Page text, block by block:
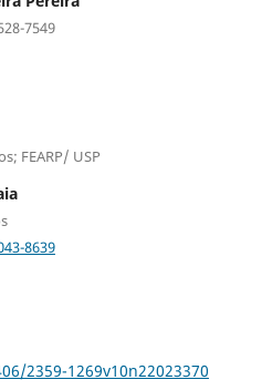
7549
FEARP/ USP
8639
2359-1269v10n22023370